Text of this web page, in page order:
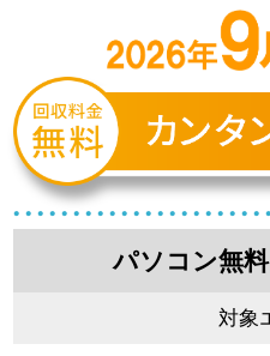
パソコン無
対象